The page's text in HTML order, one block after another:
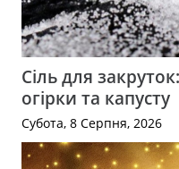
Сіль для
огірки та капусту
Субота, 8 Серпня, 2026